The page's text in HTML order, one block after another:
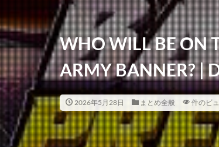
WHO WILL BE ON
ARMY BANNER? |
2026年5月28日 まとめ全般 件のビ